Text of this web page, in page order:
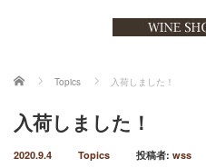
ホーム Topics 入荷しました！
入荷しました！
2020.9.4 Topics 投稿者: wss